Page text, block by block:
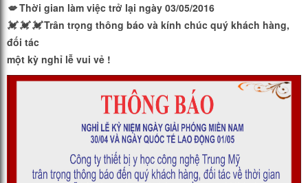
💋Thời gian làm việc trở lại ngày 03/05/2016
💓 💓 💓Trân trọng thông báo và kính chúc quý khách hàng,
đối tác
một kỳ nghỉ lễ vui vẻ !